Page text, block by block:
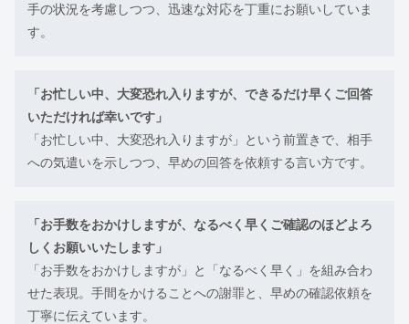
手の状況を考慮しつつ、迅速な対応を丁重にお願いしていま
す。
「お忙しい中、大変恐れ入りますが、できるだけ早くご回答
いただければ幸いです」
「お忙しい中、大変恐れ入りますが」という前置きで、相手
への気遣いを示しつつ、早めの回答を依頼する言い方です。
「お手数をおかけしますが、なるべく早くご確認のほどよろ
しくお願いいたします」
「お手数をおかけしますが」と「なるべく早く」を組み合わ
せた表現。手間をかけることへの謝罪と、早めの確認依頼を
丁寧に伝えています。